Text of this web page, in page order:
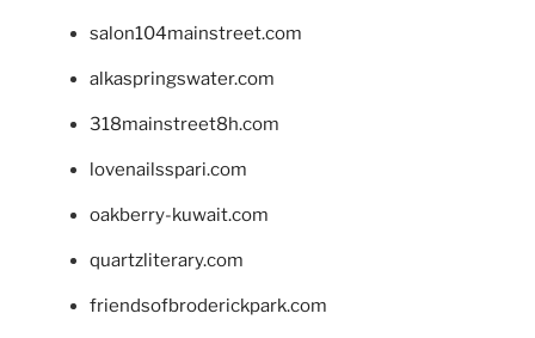
salon104mainstreet.com
alkaspringswater.com
318mainstreet8h.com
lovenailsspari.com
oakberry-kuwait.com
quartzliterary.com
friendsofbroderickpark.com